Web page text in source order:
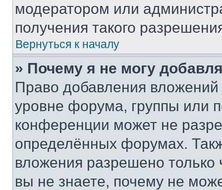
модератором или
получения такого
Вернуться к началу
» Почему я не могу
Право добавления
уровне форума, группы или
конференции может не
определённых форумах.
вложения разрешено
вы не знаете, почему не